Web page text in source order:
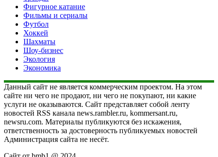
Фигурное катание
Фильмы и сериалы
Футбол
Хоккей
Шахматы
Шоу-бизнес
Экология
Экономика
Данный сайт не является коммерческим проектом. На этом
сайте ни чего не продают, ни чего не покупают, ни какие
услуги не оказываются. Сайт представляет собой ленту
новостей RSS канала news.rambler.ru, kommersant.ru,
newsru.com. Материалы публикуются без искажения,
ответственность за достоверность публикуемых новостей
Администрация сайта не несёт.